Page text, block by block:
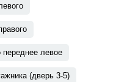
переднее левое
(дверь 3-5)